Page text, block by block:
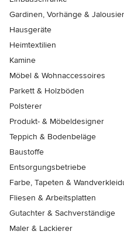
Gardinen, Vorhänge &
Hausgeräte
Heimtextilien
Kamine
Möbel & Wohnaccessoires
Parkett & Holzböden
Polsterer
Produkt- & Möbeldesigner
Teppich & Bodenbeläge
Baustoffe
Entsorgungsbetriebe
Farbe, Tapeten &
Fliesen & Arbeitsplatten
Gutachter & Sachverständige
Maler & Lackierer